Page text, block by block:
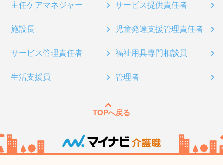
主任ケアマネジャー サービス提供責任者
施設長 児童発達支援管理責任者
サービス管理責任者 福祉用具専門相談員
生活支援員 管理者
TOPへ戻る